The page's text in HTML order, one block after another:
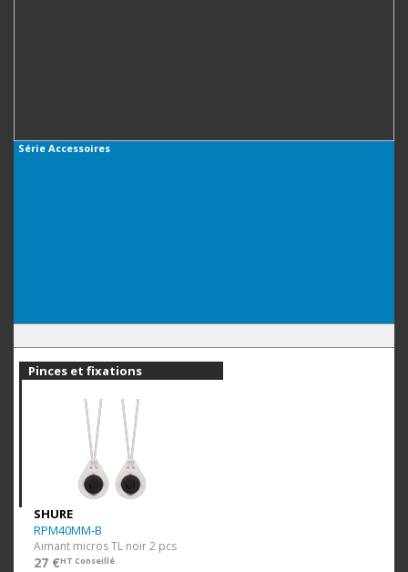
Série Accessoires
Pinces et fixations
SHURE
RPM40MM-B
Aimant micros TL noir 2 pcs
27 €HT Conseillé